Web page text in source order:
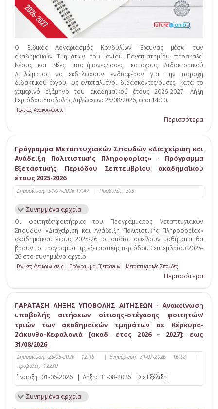
Ο Ειδικός Λογαριασμός Κονδυλίων Έρευνας μέσω των
ακαδημαϊκών Τμημάτων του Ιονίου Πανεπιστημίου προσκαλεί
Νέους και Νέες Επιστήμονες/ισσες, κατόχους Διδακτορικού
Διπλώματος να εκδηλώσουν ενδιαφέρον για την παροχή
διδακτικού έργου, ως εντεταλμένοι διδάσκοντες/ουσες, κατά το
χειμερινό εξάμηνο του ακαδημαϊκού έτους 2026-2027. Λήξη
Περιόδου Υποβολής Δηλώσεων: 26/08/2026, ώρα 14:00.
Γενικές Ανακοινώσεις
Περισσότερα
Πρόγραμμα Μεταπτυχιακών Σπουδών «Διαχείριση και
Ανάδειξη Πολιτιστικής Πληροφορίας» - Πρόγραμμα
Εξεταστικής Περιόδου Σεπτεμβρίου ακαδημαϊκού
έτους 2025-2026
Δημοσίευση: 31-07-2026 17:47 | Προβολές: 203
Συνημμένα αρχεία
Οι φοιτητές/φοιτήτριες του Προγράμματος Μεταπτυχιακών
Σπουδών «Διαχείριση και Ανάδειξη Πολιτιστικής Πληροφορίας»
ακαδημαϊκού έτους 2025-26, οι οποίοι οφείλουν μαθήματα θα
βρουν το πρόγραμμα της εξεταστικής περιόδου Σεπτεμβρίου 2025-
26 στο συνημμένο αρχείο.
Γενικές Ανακοινώσεις Πρόγραμμα Εξετάσεων Μεταπτυχιακές Σπουδές
Περισσότερα
ΠΑΡΑΤΑΣΗ ΛΗΞΗΣ ΥΠΟΒΟΛΗΣ ΑΙΤΗΣΕΩΝ - Ανακοίνωση
υποβολής αιτήσεων σίτισης-στέγασης φοιτητών/
τριών των ακαδημαϊκών τμημάτων σε Κέρκυρα-
Ζάκυνθο-Κεφαλονιά [ακαδ. έτος 2026 – 2027]: έως
31/08/2026
Δημοσίευση: 25-05-2026 12:16 | Ενημέρωση: 31-07-2026 16:58
|
Προβολές: 12230
Έναρξη: 01-06-2026 | Λήξη: 31-08-2026 [Σε Εξέλιξη]
Συνημμένα αρχεία